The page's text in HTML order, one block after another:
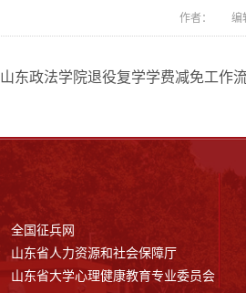
作者： 编
山东政法学院退役复学学费减免工作
全国征兵网
山东省人力资源和社会保障厅
山东省大学心理健康教育专业委员会